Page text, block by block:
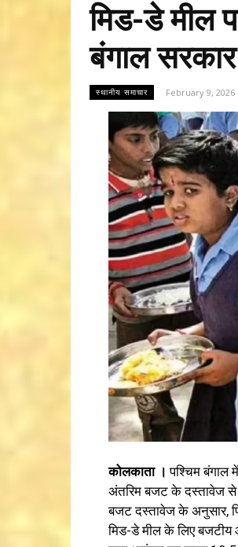
मिड-डे मील
बंगाल सरकार
स्थानीय समाचार February 9, 2026
कोलकाता । पश्चिम बंगाल
अंतरिम बजट के दस्तावेज से
बजट दस्तावेज के अनुसार,
मिड-डे मील के लिए बजटीय